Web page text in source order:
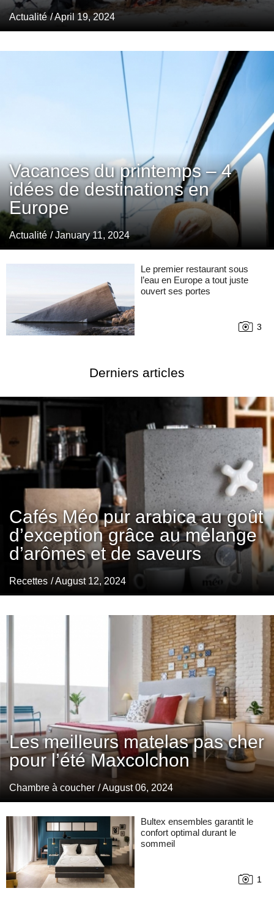
Actualité / April 19, 2024
Vacances du printemps – 4
idées de destinations en
Europe
Actualité / January 11, 2024
Le premier restaurant sous
l’eau en Europe a tout juste
ouvert ses portes
3
Derniers articles
Cafés Méo pur arabica au goût
d’exception grâce au mélange
d’arômes et de saveurs
Recettes / August 12, 2024
Les meilleurs matelas pas cher
pour l’été Maxcolchon
Chambre à coucher / August 06, 2024
Bultex ensembles garantit le
confort optimal durant le
sommeil
1